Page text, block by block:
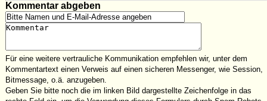
Kommentar abgeben
Für eine weitere vertrauliche Kommunikation empfehlen wir, unter dem
Kommentartext einen Verweis auf einen sicheren Messenger, wie Session,
Bitmessage, o.ä. anzugeben.
Geben Sie bitte noch die im linken Bild dargestellte Zeichenfolge in das